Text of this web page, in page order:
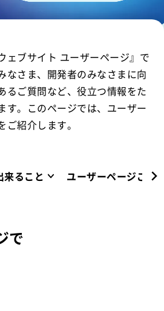
ェブサイト ユーザーページ』で
なさま、開発者のみなさまに向
るご質問など、役立つ情報をた
す。このページでは、ユーザー
紹介します。
来ること ユーザーページご登
で